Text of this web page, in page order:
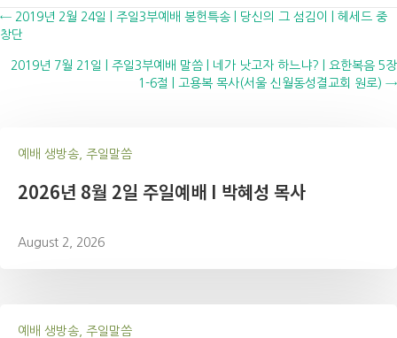
Posts
navigation
← 2019년 2월 24일 | 주일3부예배 봉헌특송 | 당신의 그 섬김이 | 헤세드 중
창단
2019년 7월 21일 | 주일3부예배 말씀 | 네가 낫고자 하느냐? | 요한복음 5장
1-6절 | 고용복 목사(서울 신월동성결교회 원로) →
예배 생방송, 주일말씀
2026년 8월 2일 주일예배 I 박혜성 목사
August 2, 2026
예배 생방송, 주일말씀